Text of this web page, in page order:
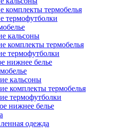
комплекты термобелья
термофутболки
кальсоны
комплекты термобелья
термофутболки
нижнее белье
кальсоны
комплекты термобелья
термофутболки
нижнее белье
одежда